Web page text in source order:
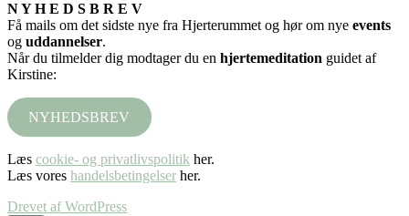
N Y H E D S B R E V
Få mails om det sidste nye fra Hjerterummet og hør om nye events
og uddannelser.
Når du tilmelder dig modtager du en hjertemeditation guidet af
Kirstine:
NYHEDSBREV
Læs cookie- og privatlivspolitik her.
Læs vores handelsbetingelser her.
Drevet af WordPress